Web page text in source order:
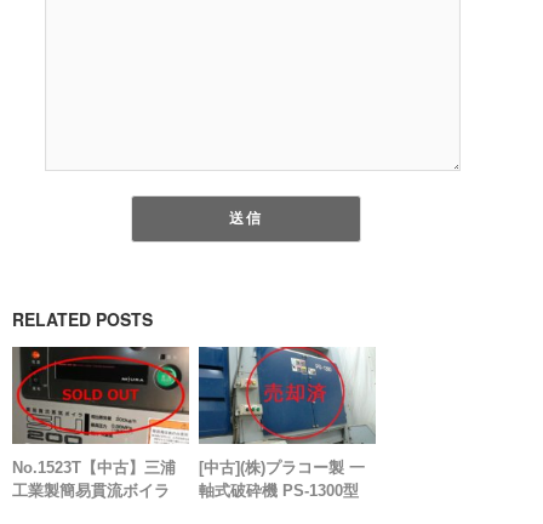
RELATED POSTS
No.1523T【中古】三浦
工業製簡易貫流ボイラ
[中古](株)プラコー製 一
軸式破砕機 PS-1300型